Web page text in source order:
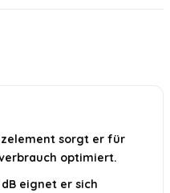
sorgt er für
optimiert.
eignet er sich